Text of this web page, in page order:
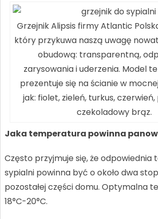
Grzejnik Alipsis firmy Atlantic
który przykuwa naszą uwagę
obudową: transparentną,
zarysowania i uderzenia. Model
prezentuje się na ścianie w
jak: fiolet, zieleń, turkus,
czekoladowy brąz.
Jaka temperatura powinna
Często przyjmuje się, że
sypialni powinna być o około dwa
pozostałej części domu. Optymalna
18°C-20°C.